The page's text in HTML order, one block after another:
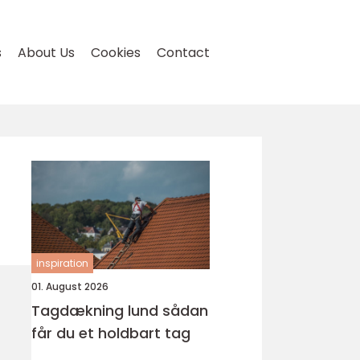
About Us Cookies Contact
inspiration
01. August 2026
Tagdækning lund sådan
får du et holdbart tag